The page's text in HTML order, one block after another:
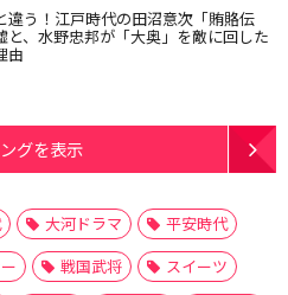
違う！江戸時代の田沼意次「賄賂伝
と、水野忠邦が「大奥」を敵に回した
由
グを表示
大河ドラマ
平安時代
戦国武将
スイーツ